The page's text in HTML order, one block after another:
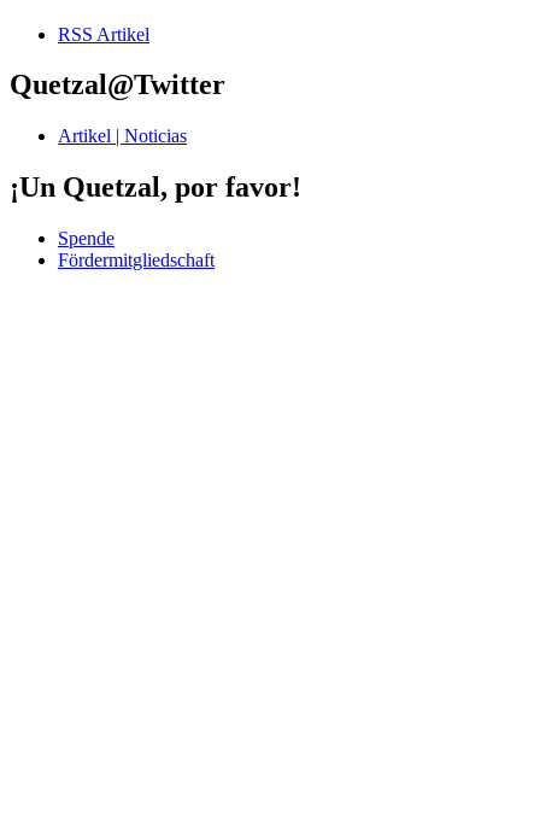
RSS Artikel
Quetzal@Twitter
Artikel | Noticias
¡Un Quetzal, por favor!
Spende
Fördermitgliedschaft